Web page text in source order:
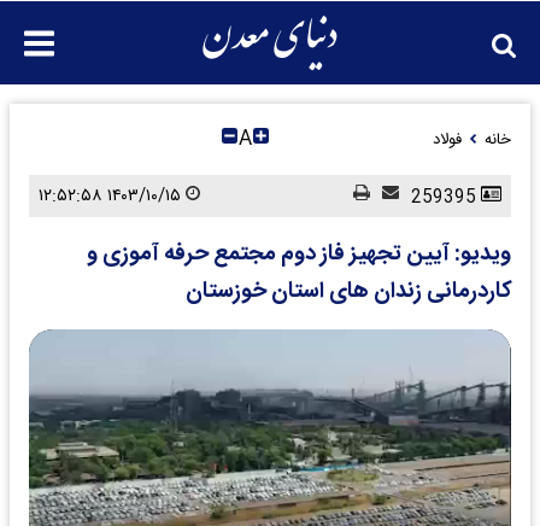
خانه فولاد A
ویدیو: آیین تجهیز فاز دوم مجتمع حرفه آموزی و
کاردرمانی زندان های استان خوزستان